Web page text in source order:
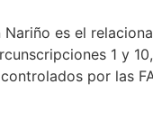
es el
1 y
por las